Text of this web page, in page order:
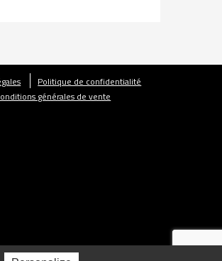
Politique de confidentialité
générales de vente